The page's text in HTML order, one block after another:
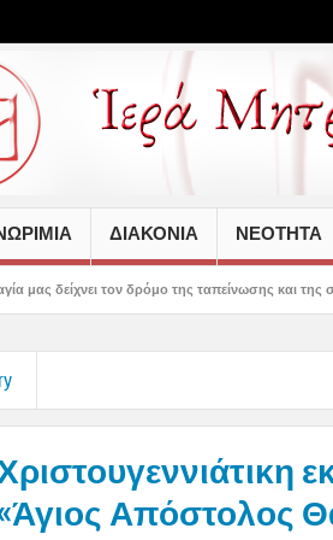
ΔΙΑΚΟΝΙΑ ΝΕΟΤΗΤΑ
της ταπείνωσης και της σιωπής» – 4η
Απόστολος